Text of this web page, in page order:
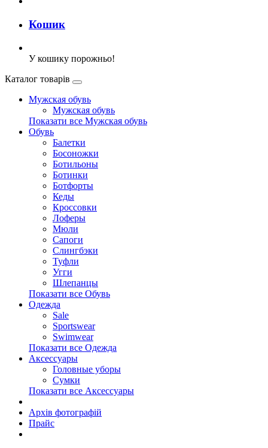
Кошик
У кошику порожньо!
Каталог товарів
Мужская обувь
Мужская обувь
Показати все Мужская обувь
Обувь
Балетки
Босоножки
Ботильоны
Ботинки
Ботфорты
Кеды
Кроссовки
Лоферы
Мюли
Сапоги
Слингбэки
Туфли
Угги
Шлепанцы
Показати все Обувь
Одежда
Sale
Sportswear
Swimwear
Показати все Одежда
Аксессуары
Головные уборы
Сумки
Показати все Аксессуары
Архів фотографій
Прайс